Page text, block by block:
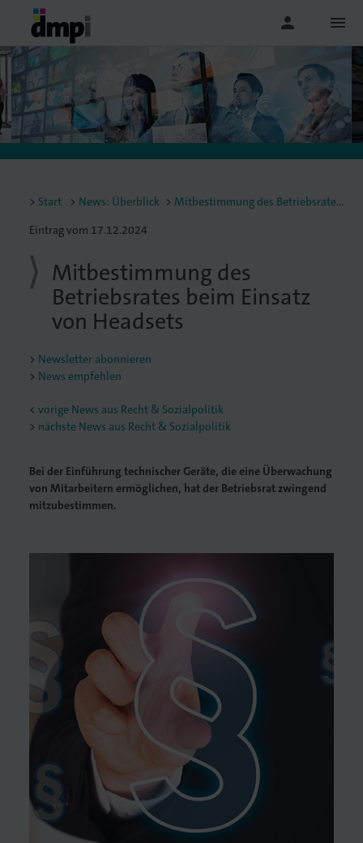
person menu
Start News: Überblick
Mitbestimmung des Betriebsrates beim Einsatz von Headsets
Eintrag vom 17.12.2024
Mitbestimmung des
Betriebsrates beim Einsatz
von Headsets
Newsletter abonnieren
News empfehlen
<vorige News aus Recht & Sozialpolitik
nächste News aus Recht & Sozialpolitik
Bei der Einführung technischer Geräte, die eine Überwachung
von Mitarbeitern ermöglichen, hat der Betriebsrat zwingend
mitzubestimmen.